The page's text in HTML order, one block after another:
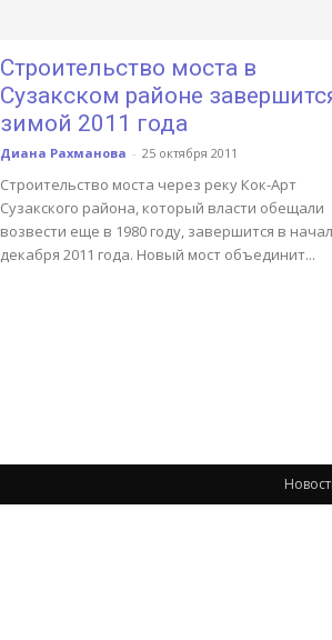
Строительство моста в
Сузакском районе
зимой 2011 года
Диана Рахманова - 25 октября 2011
Строительство моста через реку Кок-Арт
Сузакского района, который власти обещали
возвести еще в 1980 году, завершится в
декабря 2011 года. Новый мост объединит...